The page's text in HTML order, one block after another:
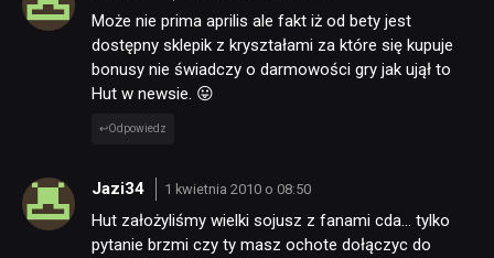
Może nie prima aprilis ale fakt iż od bety jest
dostępny sklepik z kryształami za które się kupuje
bonusy nie świadczy o darmowości gry jak ujął to
Hut w newsie. 😛
Odpowiedz
Jazi34 1 kwietnia 2010 o 08:50
Hut założyliśmy wielki sojusz z fanami cda… tylko
pytanie brzmi czy ty masz ochote dołączyc do